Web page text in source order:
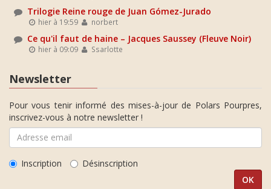
Trilogie Reine rouge de Juan Gómez-Jurado
hier à 19:59 norbert
Ce qu'il faut de haine – Jacques Saussey (Fleuve Noir)
hier à 09:09 Ssarlotte
Newsletter
Pour vous tenir informé des mises-à-jour de Polars Pourpres,
inscrivez-vous à notre newsletter !
Inscription Désinscription